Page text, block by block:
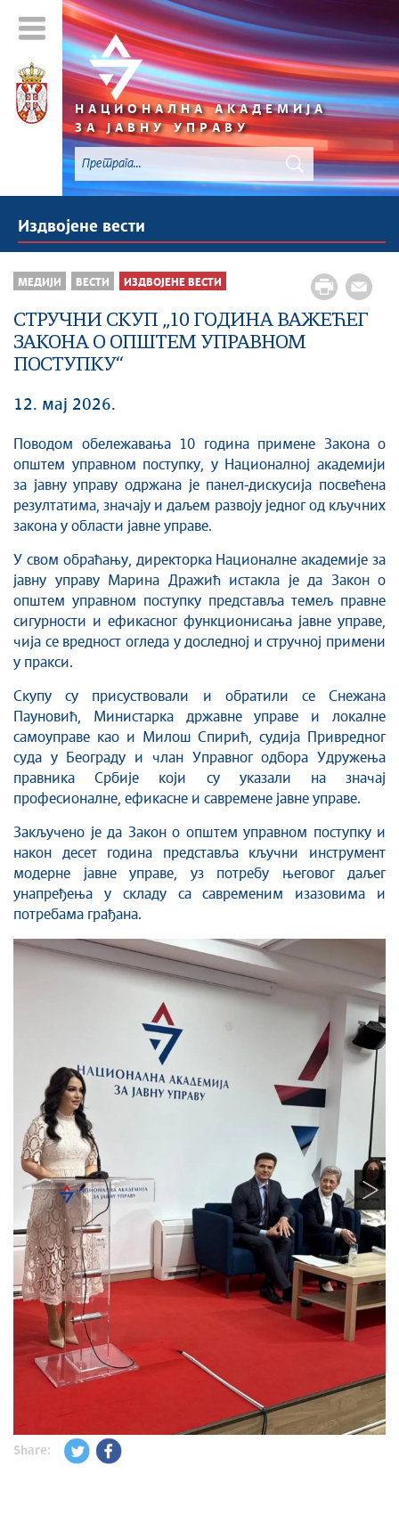
НАЦИОНАЛНА АКАДЕМИЈА
ЗА ЈАВНУ УПРАВУ
Издвојене вести
МЕДИЈИ ВЕСТИ ИЗДВОЈЕНЕ ВЕСТИ
СТРУЧНИ СКУП „10 ГОДИНА ВАЖЕЋЕГ
ЗАКОНА О ОПШТЕМ УПРАВНОМ
ПОСТУПКУ“
12. мај 2026.
Поводом обележавања 10 година примене Закона о
општем управном поступку, у Националној академији
за јавну управу одржана је панел-дискусија посвећена
резултатима, значају и даљем развоју једног од кључних
закона у области јавне управе.
У свом обраћању, директорка Националне академије за
јавну управу Марина Дражић истакла је да Закон о
општем управном поступку представља темељ правне
сигурности и ефикасног функционисања јавне управе,
чија се вредност огледа у доследној и стручној примени
у пракси.
Скупу су присуствовали и обратили се Снежана
Пауновић, Министарка државне управе и локалне
самоуправе као и Милош Спирић, судија Привредног
суда у Београду и члан Управног одбора Удружења
правника Србије који су указали на значај
професионалне, ефикасне и савремене јавне управе.
Закључено је да Закон о општем управном поступку и
након десет година представља кључни инструмент
модерне јавне управе, уз потребу његовог даљег
унапређења у складу са савременим изазовима и
потребама грађана.
Share: